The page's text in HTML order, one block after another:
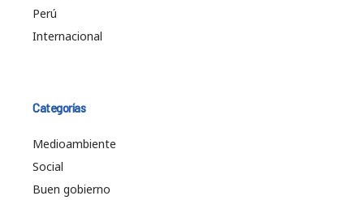
Perú
Internacional
Categorías
Medioambiente
Social
Buen gobierno